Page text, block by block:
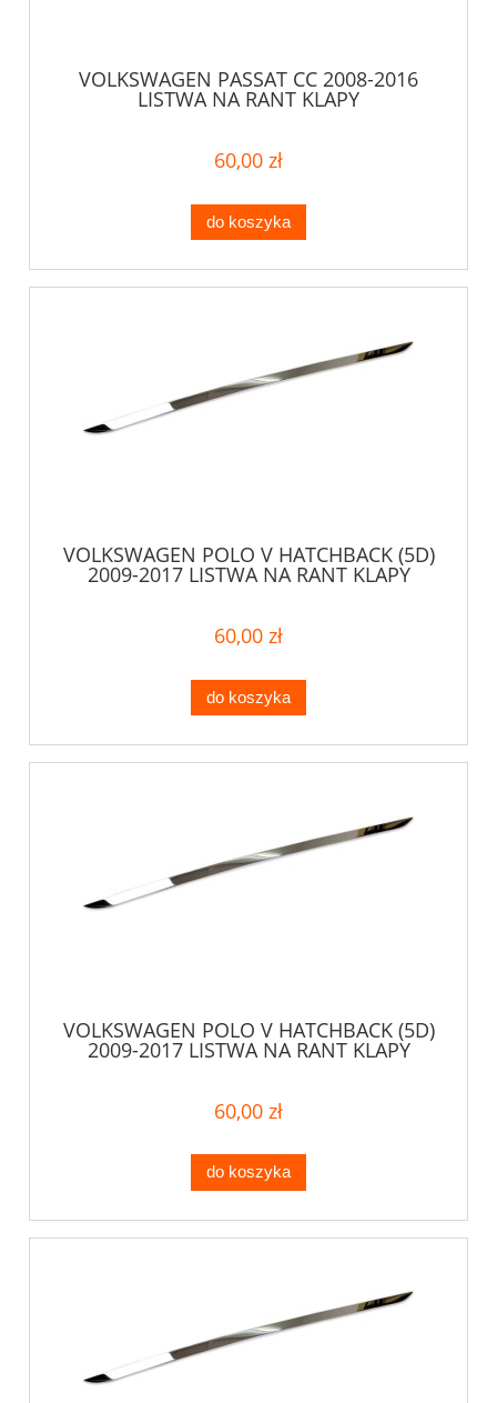
VOLKSWAGEN PASSAT CC 2008-2016
LISTWA NA RANT KLAPY
60,00 zł
do koszyka
VOLKSWAGEN POLO V HATCHBACK (5D)
2009-2017 LISTWA NA RANT KLAPY
60,00 zł
do koszyka
VOLKSWAGEN POLO V HATCHBACK (5D)
2009-2017 LISTWA NA RANT KLAPY
60,00 zł
do koszyka